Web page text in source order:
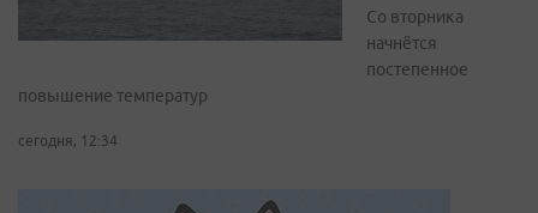
Со вторника
начнётся
постепенное
повышение температур
сегодня, 12:34